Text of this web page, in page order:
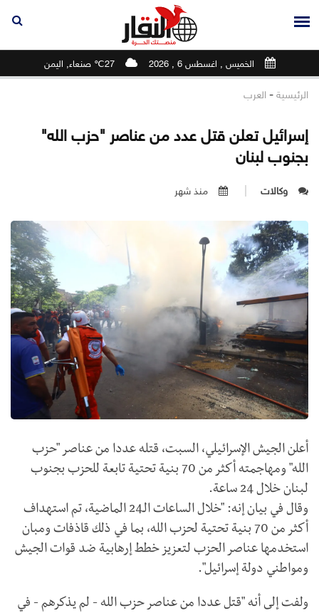
الخميس , اغسطس 6 , 2026 27℃ صنعاء, اليمن
الرئيسية - العرب
إسرائيل تعلن قتل عدد من عناصر "حزب الله"
بجنوب لبنان
وكالات منذ شهر
أعلن الجيش الإسرائيلي، السبت، قتله عددا من عناصر "حزب
الله" ومهاجمته أكثر من 70 بنية تحتية تابعة للحزب بجنوب
لبنان خلال 24 ساعة.
وقال في بيان إنه: "خلال الساعات الـ24 الماضية، تم استهداف
أكثر من 70 بنية تحتية لحزب الله، بما في ذلك قاذفات ومبان
استخدمها عناصر الحزب لتعزيز خطط إرهابية ضد قوات الجيش
ومواطني دولة إسرائيل".
ولفت إلى أنه "قتل عددا من عناصر حزب الله - لم يذكرهم - في